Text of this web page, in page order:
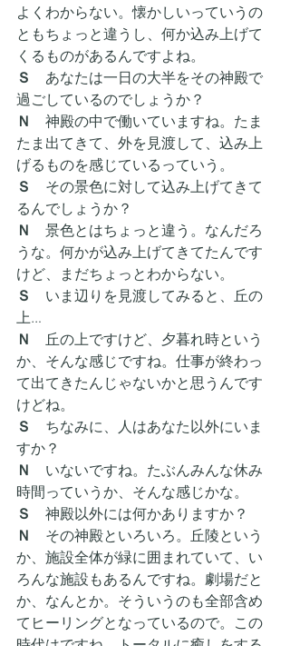
よくわからない。懐かしいっていうの
ともちょっと違うし、何か込み上げて
くるものがあるんですよね。
Ｓ あなたは一日の大半をその神殿で
過ごしているのでしょうか？
Ｎ
神殿の中で働いていますね。たま
たま出てきて、外を見渡して、込み上
げるものを感じているっていう。
Ｓ その景色に対して込み上げてきて
るんでしょうか？
Ｎ
景色とはちょっと違う。なんだろ
うな。何かが込み上げてきてたんです
けど、まだちょっとわからない。
Ｓ いま辺りを見渡してみると、丘の
上…
Ｎ
丘の上ですけど、夕暮れ時という
か、そんな感じですね。仕事が終わっ
て出てきたんじゃないかと思うんです
けどね。
Ｓ ちなみに、人はあなた以外にいま
すか？
Ｎ
いないですね。たぶんみんな休み
時間っていうか、そんな感じかな。
Ｓ 神殿以外には何かありますか？
Ｎ
その神殿といろいろ。丘陵という
か、施設全体が緑に囲まれていて、い
ろんな施設もあるんですね。劇場だと
か、なんとか。そういうのも全部含め
てヒーリングとなっているので。この